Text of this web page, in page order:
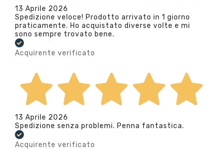
13 Aprile 2026
Spedizione veloce! Prodotto arrivato in 1 giorno
praticamente. Ho acquistato diverse volte e mi
sono sempre trovato bene.
Acquirente verificato
13 Aprile 2026
Spedizione senza problemi. Penna fantastica.
Acquirente verificato